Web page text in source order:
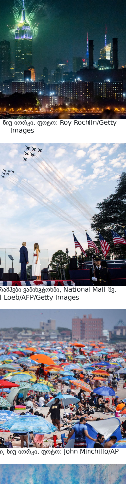
ნიუ იორკი. ფოტო: Roy Rochlin/Getty
Images
ვაშინგტონში, National Mall-ზე.
Loeb/AFP/Getty Images
ნიუ იორკი. ფოტო: John Minchillo/AP